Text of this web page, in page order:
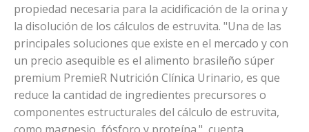
propiedad necesaria para la acidificación de la orina y
la disolución de los cálculos de estruvita. "Una de las
principales soluciones que existe en el mercado y con
un precio asequible es el alimento brasileño súper
premium PremieR Nutrición Clínica Urinario, es que
reduce la cantidad de ingredientes precursores o
componentes estructurales del cálculo de estruvita,
como magnesio, fósforo y proteína.", cuenta